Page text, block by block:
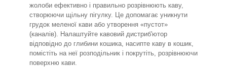
жолоби ефективно і правильно розрівнюють каву,
створюючи щільну пігулку. Це допомагає уникнути
грудок меленої кави або утворення «пустот»
(каналів). Налаштуйте кавовий дистриб'ютор
відповідно до глибини кошика, насипте каву в кошик,
помістіть на неї розподільник і покрутіть, розрівнюючи
поверхню кави.